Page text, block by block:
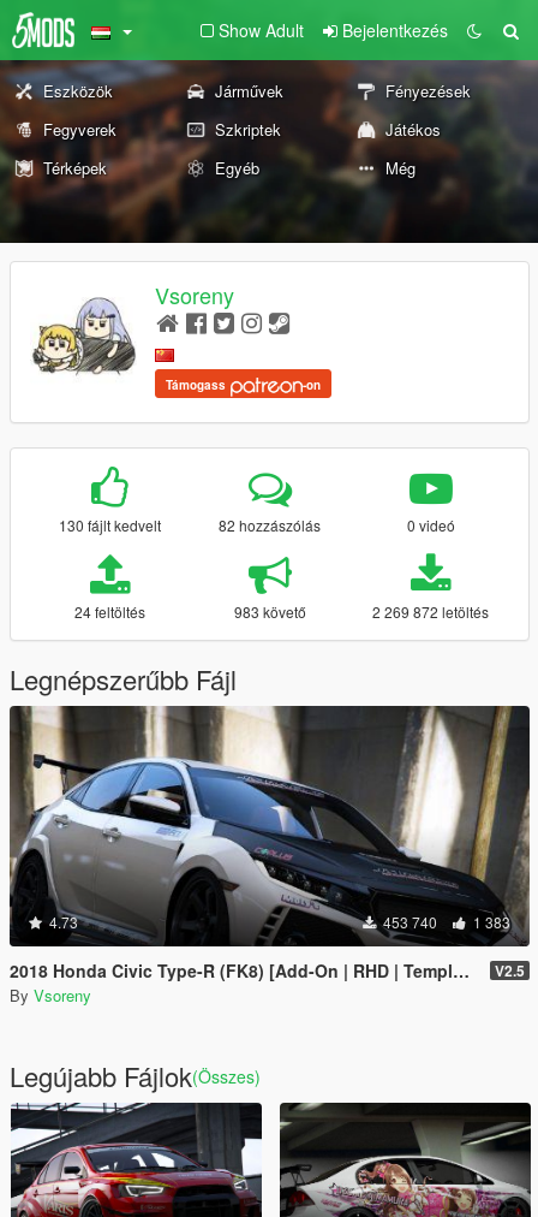
Show Adult Bejelentkezés
Eszközök Járművek
Fényezések
Fegyverek
Szkriptek
Játékos
Térképek
Egyéb Még
Vsoreny
Támogass -on
130 fájlt kedvelt 82 hozzászólás 0 videó
24 feltöltés 983 követő 2 269 872 letöltés
Legnépszerűbb Fájl
4.73 453 740 1 383
2018 Honda Civic Type-R (FK8) [Add-On | RHD | Template] V2.5
By Vsoreny
Legújabb Fájlok(Összes)